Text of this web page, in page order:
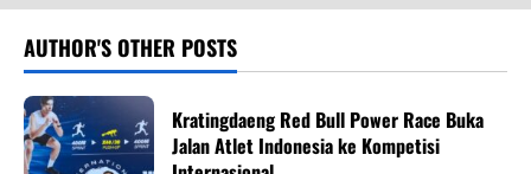
v
i
g
AUTHOR'S OTHER POSTS
Kratingdaeng Red Bull Power Race Buka
Jalan Atlet Indonesia ke Kompetisi